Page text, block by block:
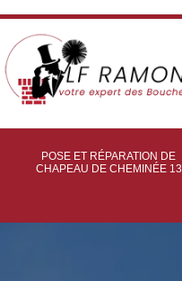
POSE ET RÉPARATION DE
CHAPEAU DE CHEMINÉE 13